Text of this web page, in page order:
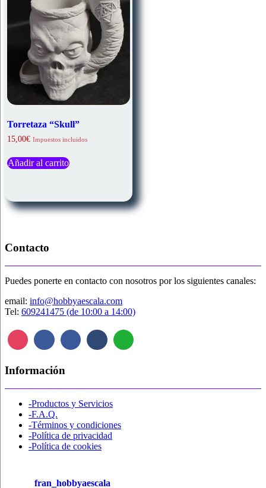
Torretaza “Skull”
15,00€ Impuestos incluidos
Añadir al carrito
Contacto
Puedes ponerte en contacto con nosotros por los siguientes canales:
email: info@hobbyaescala.com
Tel: 609241475 (de 10:00 a 14:00)
Información
-Productos y Servicios
-F.A.Q.
-Términos y condiciones
-Política de privacidad
-Política de cookies
fran_hobbyaescala